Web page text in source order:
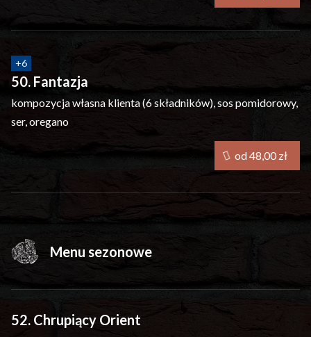
+6
50. Fantazja
kompozycja własna klienta (6 składników),sos pomidorowy,
ser, oregano
Menu sezonowe
52. Chrupiący Orient